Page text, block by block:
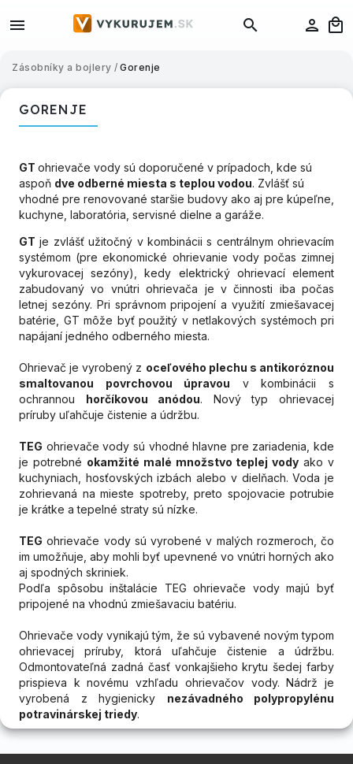
Zásobníky a bojlery / Gorenje
GORENJE
GT ohrievače vody sú doporučené v prípadoch, kde sú
aspoň dve odberné miesta s teplou vodou. Zvlášť sú
vhodné pre renovované staršie budovy ako aj pre kúpeľne,
kuchyne, laboratória, servisné dielne a garáže.
GT je zvlášť užitočný v kombinácii s centrálnym ohrievacím
systémom (pre ekonomické ohrievanie vody počas zimnej
vykurovacej sezóny), kedy elektrický ohrievací element
zabudovaný vo vnútri ohrievača je v činnosti iba počas
letnej sezóny. Pri správnom pripojení a využití zmiešavacej
batérie, GT môže byť použitý v netlakových systémoch pri
napájaní jedného odberného miesta.
Ohrievač je vyrobený z oceľového plechu s antikoróznou
smaltovanou povrchovou úpravou v kombinácii s
ochrannou horčíkovou anódou. Nový typ ohrievacej
príruby uľahčuje čistenie a údržbu.
TEG ohrievače vody sú vhodné hlavne pre zariadenia, kde
je potrebné okamžité malé množstvo teplej vody ako v
kuchyniach, hosťovských izbách alebo v dielňach. Voda je
zohrievaná na mieste spotreby, preto spojovacie potrubie
je krátke a tepelné straty sú nízke.
TEG ohrievače vody sú vyrobené v malých rozmeroch, čo
im umožňuje, aby mohli byť upevnené vo vnútri horných ako
aj spodných skriniek.
Podľa spôsobu inštalácie TEG ohrievače vody majú byť
pripojené na vhodnú zmiešavaciu batériu.
Ohrievače vody vynikajú tým, že sú vybavené novým typom
ohrievacej príruby, ktorá uľahčuje čistenie a údržbu.
Odmontovateľná zadná časť vonkajšieho krytu šedej farby
prispieva k novému vzhľadu ohrievačov vody. Nádrž je
vyrobená z hygienicky nezávadného polypropylénu
potravinárskej triedy.